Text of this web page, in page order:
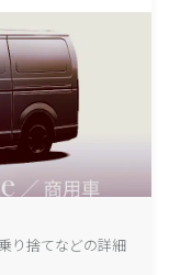
り捨てなどの詳細